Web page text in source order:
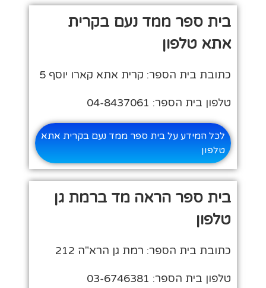
בית ספר ממד נעם בקרית
אתא טלפון
כתובת בית הספר: קרית אתא קארו יוסף 5
טלפון בית הספר: 04-8437061
לכל המידע על בית ספר ממד נעם בקרית אתא
טלפון
בית ספר הראה מד ברמת גן
טלפון
כתובת בית הספר: רמת גן הרא"ה 212
טלפון בית הספר: 03-6746381